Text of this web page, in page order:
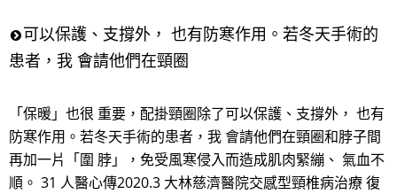
可以保護、支撐外， 也有防寒作用。若冬天手術的
患者，我 會請他們在頸圈
「保暖」也很 重要，配掛頸圈除了可以保護、支撐外， 也有
防寒作用。若冬天手術的患者，我 會請他們在頸圈和脖子間
再加一片「圍 脖」，免受風寒侵入而造成肌肉緊繃、 氣血不
順。 31 人醫心傳2020.3 大林慈濟醫院交感型頸椎病治療 復